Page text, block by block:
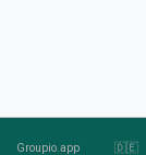
Groupio.app 🇩🇪